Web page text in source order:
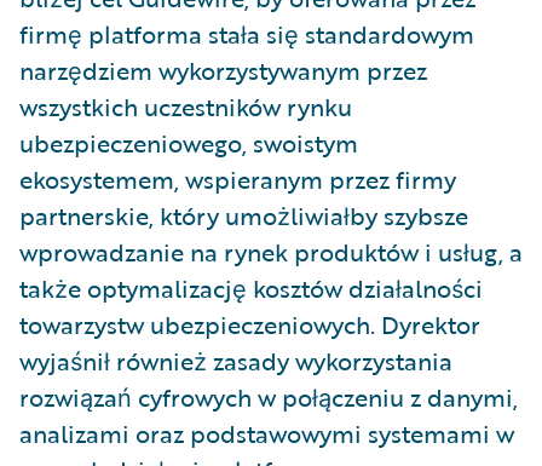
firmę platforma stała się standardowym
narzędziem wykorzystywanym przez
wszystkich uczestników rynku
ubezpieczeniowego, swoistym
ekosystemem, wspieranym przez firmy
partnerskie, który umożliwiałby szybsze
wprowadzanie na rynek produktów i usług, a
także optymalizację kosztów działalności
towarzystw ubezpieczeniowych. Dyrektor
wyjaśnił również zasady wykorzystania
rozwiązań cyfrowych w połączeniu z danymi,
analizami oraz podstawowymi systemami w